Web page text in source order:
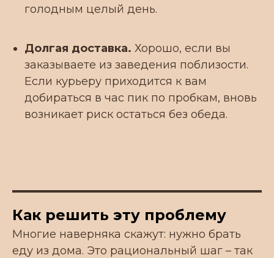
голодным целый день.
Долгая доставка. Хорошо, если вы
заказываете из заведения поблизости.
Если курьеру приходится к вам
добираться в час пик по пробкам, вновь
возникает риск остаться без обеда.
Как решить эту проблему
Многие наверняка скажут: нужно брать
еду из дома. Это рациональный шаг – так